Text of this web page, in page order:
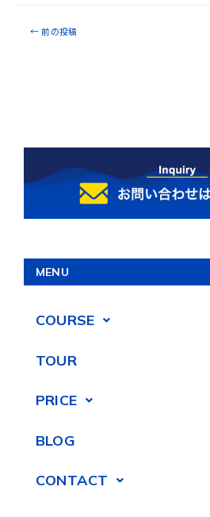
← 前の投稿
MENU
COURSE
TOUR
PRICE
BLOG
CONTACT